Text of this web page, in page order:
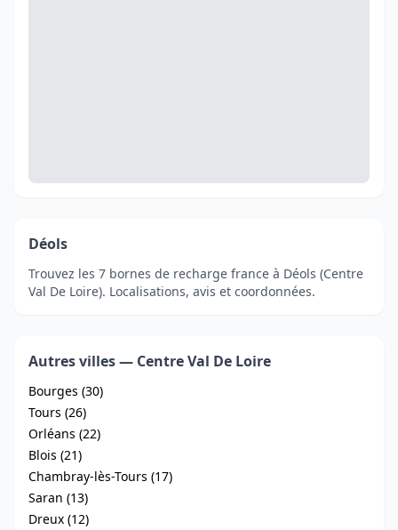
Déols
Trouvez les 7 bornes de recharge france à Déols (Centre
Val De Loire). Localisations, avis et coordonnées.
Autres villes — Centre Val De Loire
Bourges (30)
Tours (26)
Orléans (22)
Blois (21)
Chambray-lès-Tours (17)
Saran (13)
Dreux (12)